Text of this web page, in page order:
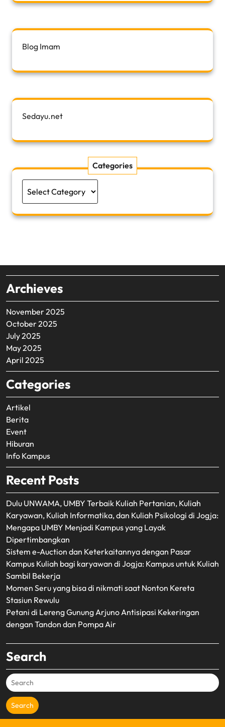
Blog Imam
Sedayu.net
Categories
Archieves
November 2025
October 2025
July 2025
May 2025
April 2025
Categories
Artikel
Berita
Event
Hiburan
Info Kampus
Recent Posts
Dulu UNWAMA, UMBY Terbaik Kuliah Pertanian, Kuliah
Karyawan, Kuliah Informatika, dan Kuliah Psikologi di Jogja:
Mengapa UMBY Menjadi Kampus yang Layak
Dipertimbangkan
Sistem e-Auction dan Keterkaitannya dengan Pasar
Kampus Kuliah bagi karyawan di Jogja: Kampus untuk Kuliah
Sambil Bekerja
Momen Seru yang bisa di nikmati saat Nonton Kereta
Stasiun Rewulu
Petani di Lereng Gunung Arjuno Antisipasi Kekeringan
dengan Tandon dan Pompa Air
Search
Search